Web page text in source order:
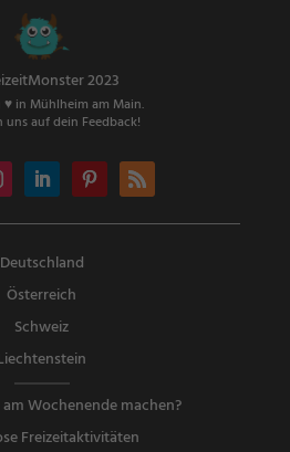
2023
in Mühlheim am Main.
uns auf dein Feedback!
Deutschland
Österreich
Schweiz
Wochenende machen?
Freizeitaktivitäten